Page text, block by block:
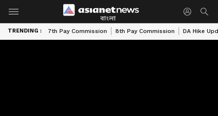
বাংলা
TRENDING : 7th Pay Commission 8th Pay Commission DA Hike